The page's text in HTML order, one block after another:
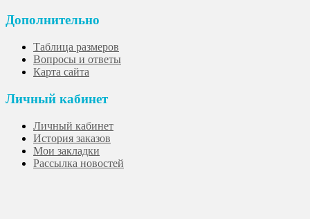
Дополнительно
Таблица размеров
Вопросы и ответы
Карта сайта
Личный кабинет
Личный кабинет
История заказов
Мои закладки
Рассылка новостей